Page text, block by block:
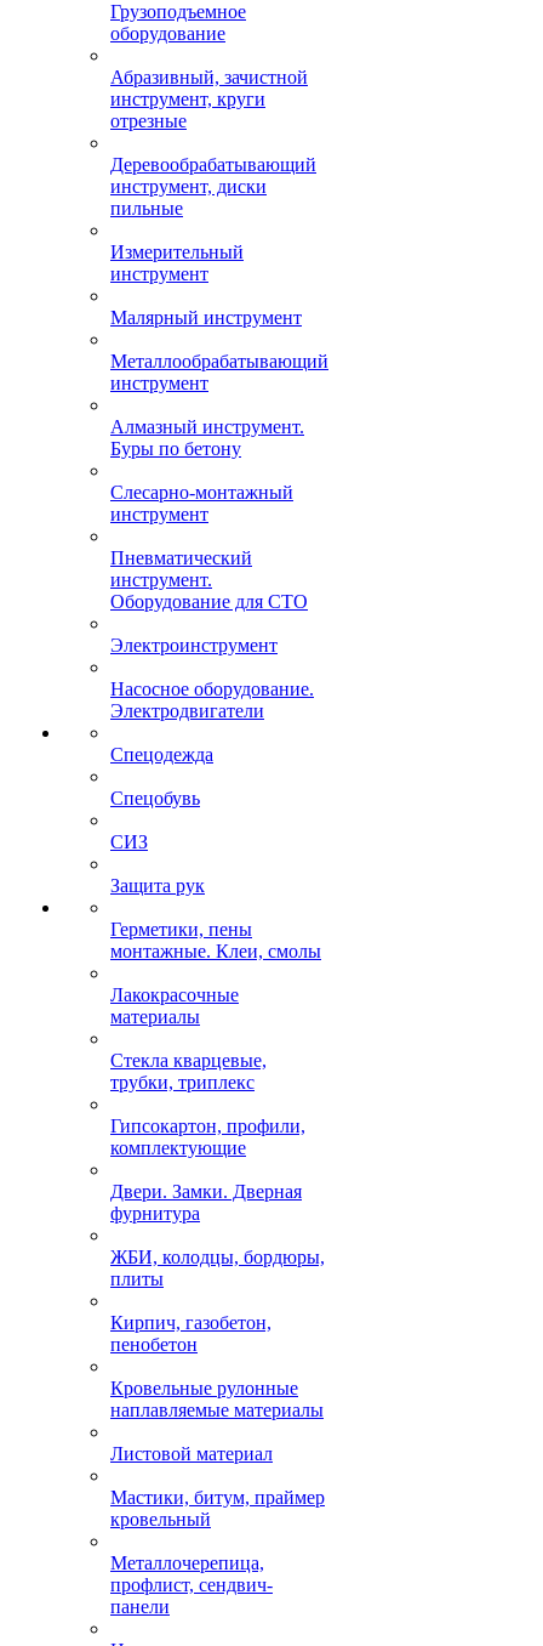
Грузоподъемное
оборудование
Абразивный, зачистной
инструмент, круги
отрезные
Деревообрабатывающий
инструмент, диски
пильные
Измерительный
инструмент
Малярный инструмент
Металлообрабатывающий
инструмент
Алмазный инструмент.
Буры по бетону
Слесарно-монтажный
инструмент
Пневматический
инструмент.
Оборудование для СТО
Электроинструмент
Насосное оборудование.
Электродвигатели
Спецодежда
Спецобувь
СИЗ
Защита рук
Герметики, пены
монтажные. Клеи, смолы
Лакокрасочные
материалы
Стекла кварцевые,
трубки, триплекс
Гипсокартон, профили,
комплектующие
Двери. Замки. Дверная
фурнитура
ЖБИ, колодцы, бордюры,
плиты
Кирпич, газобетон,
пенобетон
Кровельные рулонные
наплавляемые материалы
Листовой материал
Мастики, битум, праймер
кровельный
Металлочерепица,
профлист, сендвич-
панели